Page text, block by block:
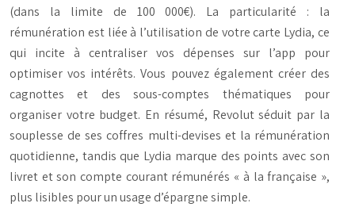
(dans la limite de 100 000€). La particularité : la
rémunération est liée à l’utilisation de votre carte Lydia, ce
qui incite à centraliser vos dépenses sur l’app pour
optimiser vos intérêts. Vous pouvez également créer des
cagnottes et des sous-comptes thématiques pour
organiser votre budget. En résumé, Revolut séduit par la
souplesse de ses coffres multi-devises et la rémunération
quotidienne, tandis que Lydia marque des points avec son
livret et son compte courant rémunérés « à la française »,
plus lisibles pour un usage d’épargne simple.